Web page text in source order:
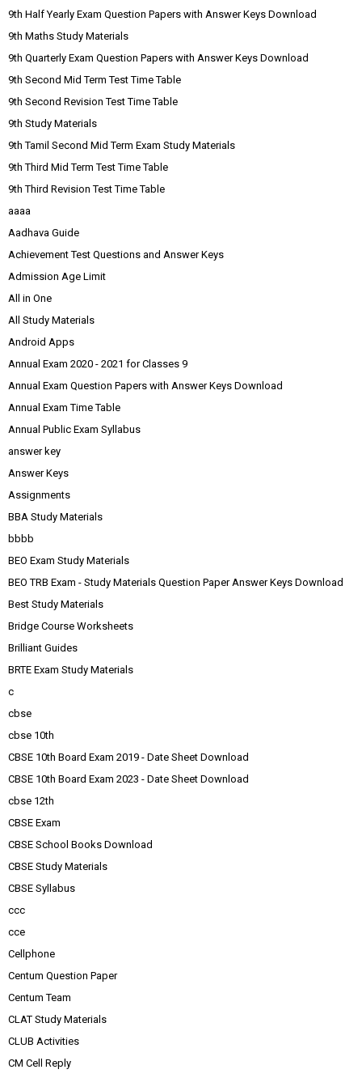
9th Half Yearly Exam Question Papers with Answer Keys Download
9th Maths Study Materials
9th Quarterly Exam Question Papers with Answer Keys Download
9th Second Mid Term Test Time Table
9th Second Revision Test Time Table
9th Study Materials
9th Tamil Second Mid Term Exam Study Materials
9th Third Mid Term Test Time Table
9th Third Revision Test Time Table
aaaa
Aadhava Guide
Achievement Test Questions and Answer Keys
Admission Age Limit
All in One
All Study Materials
Android Apps
Annual Exam 2020 - 2021 for Classes 9
Annual Exam Question Papers with Answer Keys Download
Annual Exam Time Table
Annual Public Exam Syllabus
answer key
Answer Keys
Assignments
BBA Study Materials
bbbb
BEO Exam Study Materials
BEO TRB Exam - Study Materials Question Paper Answer Keys Download
Best Study Materials
Bridge Course Worksheets
Brilliant Guides
BRTE Exam Study Materials
c
cbse
cbse 10th
CBSE 10th Board Exam 2019 - Date Sheet Download
CBSE 10th Board Exam 2023 - Date Sheet Download
cbse 12th
CBSE Exam
CBSE School Books Download
CBSE Study Materials
CBSE Syllabus
ccc
cce
Cellphone
Centum Question Paper
Centum Team
CLAT Study Materials
CLUB Activities
CM Cell Reply